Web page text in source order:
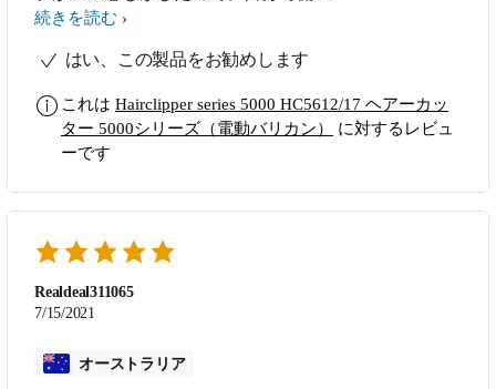
てみようと、このバリカンを買いまし
た。
続きを読む
はい、この製品をお勧めします
これは Hairclipper series 5000 HC5612/17 ヘアーカッ
ター 5000シリーズ（電動バリカン）
に対するレビュ
ーです
Realdeal311065
7/15/2021
オーストラリア